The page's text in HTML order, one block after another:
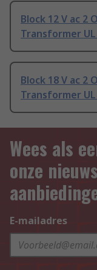
Block 12 V ac 2
Transformer UL
Block 18 V ac 2
Transformer UL
Wees als
onze
E-mailadres